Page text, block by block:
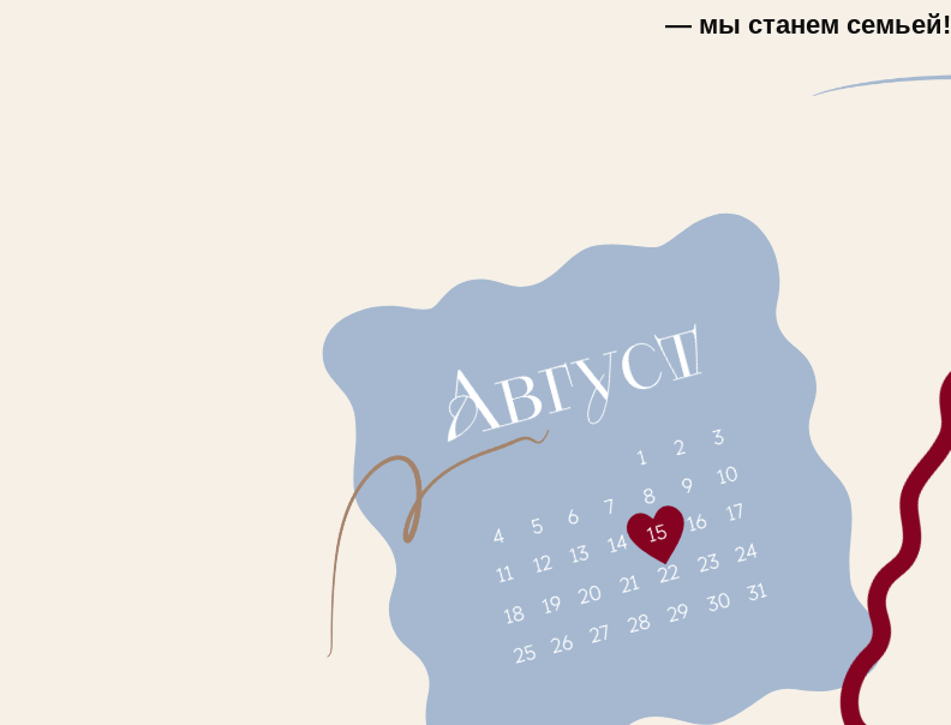
— мы станем семьей!